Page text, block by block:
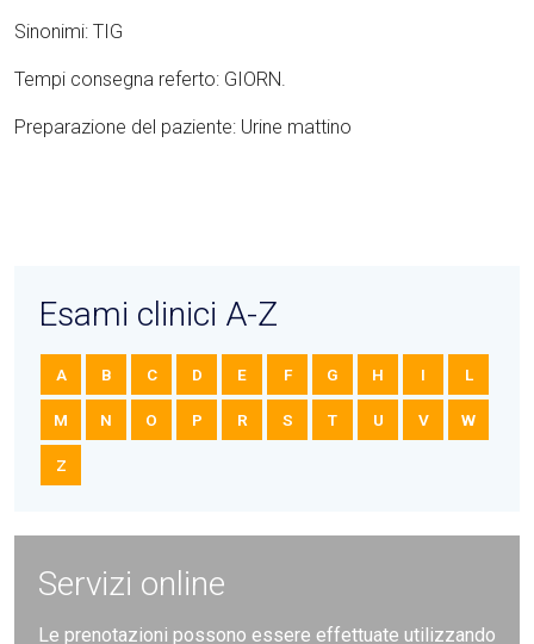
Sinonimi: TIG
Tempi consegna referto: GIORN.
Preparazione del paziente: Urine mattino
Esami clinici A-Z
A B C D E F G H I L
M N O P R S T U V W
Z
Servizi online
Le prenotazioni possono essere effettuate utilizzando